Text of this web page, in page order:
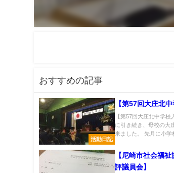
おすすめの記事
活動日記
【第57回大庄北中
【第57回大庄北中学
に引き続き、母校の大
来ました。 先月に小学
【尼崎市社会福
評議員会】